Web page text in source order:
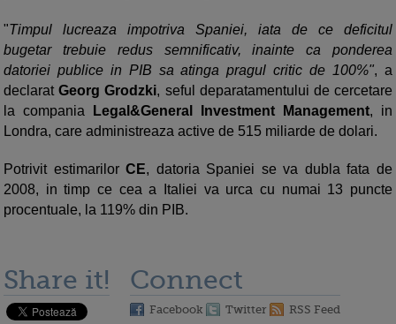
"Timpul lucreaza impotriva Spaniei, iata de ce deficitul
bugetar trebuie redus semnificativ, inainte ca ponderea
datoriei publice in PIB sa atinga pragul critic de 100%", a
declaratGeorg Grodzki, seful deparatamentului de cercetare
la compania
Legal&General Investment Management, in
Londra, care administreaza active de 515 miliarde de dolari.
Potrivit estimarilorCE, datoria Spaniei se va dubla fata de
2008, in timp ce cea a Italiei va urca cu numai 13 puncte
procentuale, la 119% din PIB.
Share it! Connect
Facebook Twitter RSS Feed